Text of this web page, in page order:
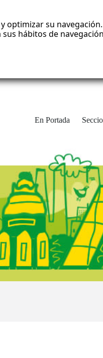
optimizar su
hábitos de
En Portada